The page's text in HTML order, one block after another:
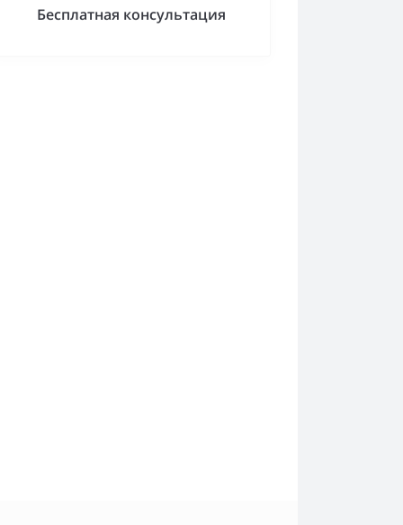
Бесплатная консультация